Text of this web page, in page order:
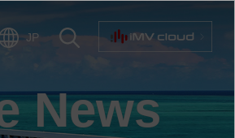
JP
News